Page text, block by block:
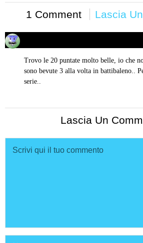
1 Comment Lascia
Trovo le 20 puntate molto belle, io che
sono bevute 3 alla volta in battibaleno..
serie..
Lascia Un